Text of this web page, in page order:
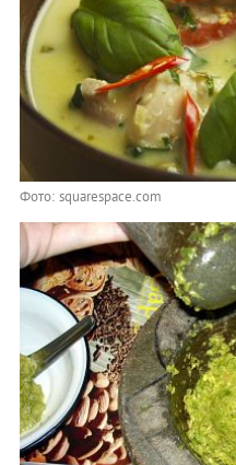
Фото: squarespace.com